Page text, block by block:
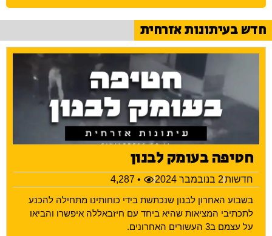
חדש בעיתונות אזרחית
חטיפה בעומק לבנון
חדשות2 בנובמבר 2024
• 4,287
בשבוע האחרון לבנון שנכתשת בידי כוחותינו מתחילה להכנע
לתכתיבי המציאות שהיא ביחד עם חיזבאללה איפשרו והביאו
על עצמם ב3 העשורים האחרונים.